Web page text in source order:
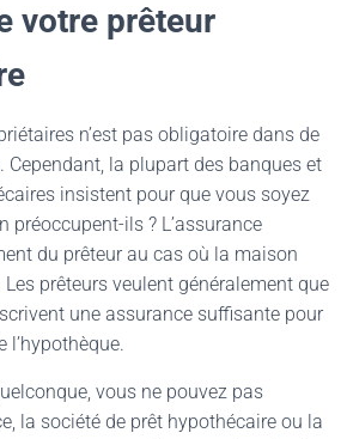
votre prêteur
n’est pas obligatoire dans de
Cependant, la plupart des banques et
insistent pour que vous soyez
préoccupent-ils ? L’assurance
du prêteur au cas où la maison
prêteurs veulent généralement que
une assurance suffisante pour
l’hypothèque.
vous ne pouvez pas
la société de prêt hypothécaire ou la